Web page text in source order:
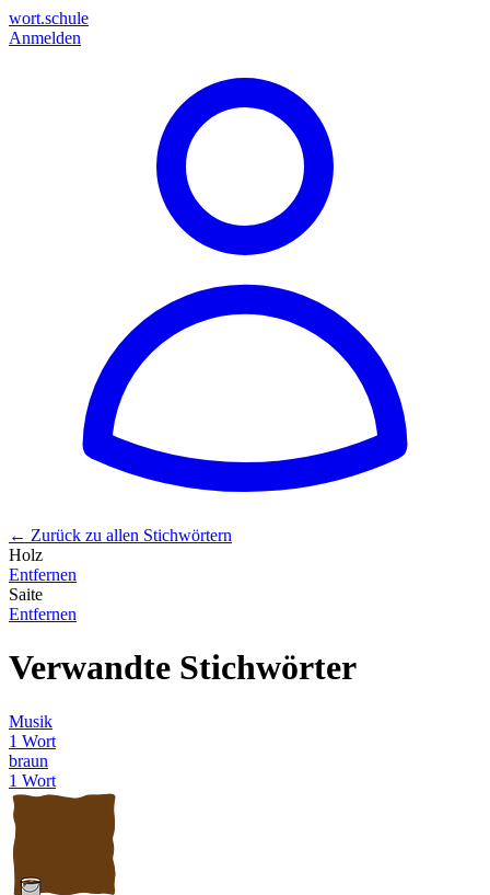
wort.schule
Anmelden
← Zurück zu allen Stichwörtern
Holz
Entfernen
Saite
Entfernen
Verwandte Stichwörter
Musik
1 Wort
braun
1 Wort